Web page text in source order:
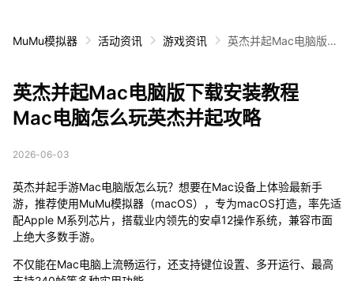
MuMu模拟器 活动资讯 游戏资讯
英杰并起Mac电脑版下
英杰并起Mac电脑版下载安装教程
Mac电脑怎么玩英杰并起攻略
2026-06-03
英杰并起手游Mac电脑版怎么玩？想要在Mac设备上体验最新手
游，推荐使用MuMu模拟器（macOS），专为macOS打造，率先适
配Apple M系列芯片，搭载业内领先的安卓12操作系统，兼容市面
上绝大多数手游。
不仅能在Mac电脑上流畅运行，还支持键位设置、多开运行、最高